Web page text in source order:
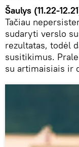
Šaulys (11.22-
Tačiau
sudaryti verslo
rezultatas, todėl
susitikimus.
su artimaisiais ir